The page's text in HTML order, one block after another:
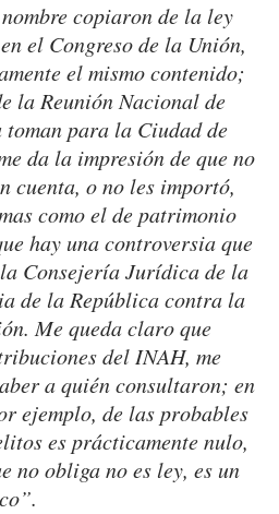
copiaron de la ley
el Congreso de la Unión,
el mismo contenido;
la Reunión Nacional de
para la Ciudad de
da la impresión de que no
cuenta, o no les importó,
como el de patrimonio
hay una controversia que
Consejería Jurídica de la
de la República contra la
Me queda claro que
del INAH, me
a quién consultaron; en
ejemplo, de las probables
es prácticamente nulo,
no obliga no es ley, es un